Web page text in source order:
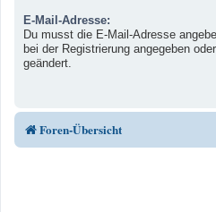
E-Mail-Adresse:
Du musst die E-Mail-Adresse
bei der Registrierung angegeben
geändert.
Foren-Übersicht